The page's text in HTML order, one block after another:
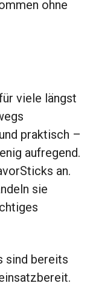
ohne
viele längst
praktisch –
aufregend.
an.
sie
sind bereits